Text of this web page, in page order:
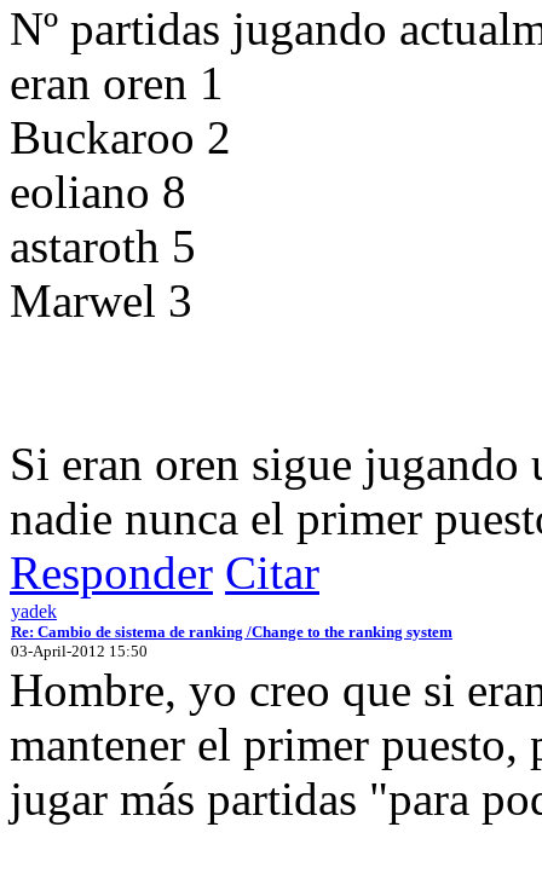
Nº partidas jugando
eran oren 1
Buckaroo 2
eoliano 8
astaroth 5
Marwel 3
Si eran oren sigue jugando
nadie nunca el primer
Responder Citar
yadek
Re: Cambio de sistema de ranking /Change to the ranking system
03-April-2012 15:50
Hombre, yo creo que si
mantener el primer puesto,
jugar más partidas "para